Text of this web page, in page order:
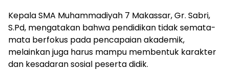
Kepala SMA Muhammadiyah 7 Makassar, Gr. Sabri,
S.Pd, mengatakan bahwa pendidikan tidak semata-
mata berfokus pada pencapaian akademik,
melainkan juga harus mampu membentuk karakter
dan kesadaran sosial peserta didik.